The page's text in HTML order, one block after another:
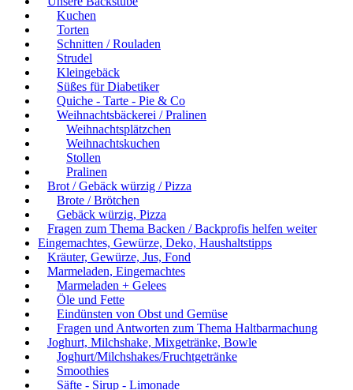
Kuchen
Torten
Schnitten / Rouladen
Strudel
Kleingebäck
Süßes für Diabetiker
Quiche - Tarte - Pie & Co
Weihnachtsbäckerei / Pralinen
Weihnachtsplätzchen
Weihnachtskuchen
Stollen
Pralinen
Brot / Gebäck würzig / Pizza
Brote / Brötchen
Gebäck würzig, Pizza
Fragen zum Thema Backen / Backprofis helfen weiter
Eingemachtes, Gewürze, Deko, Haushaltstipps
Kräuter, Gewürze, Jus, Fond
Marmeladen, Eingemachtes
Marmeladen + Gelees
Öle und Fette
Eindünsten von Obst und Gemüse
Fragen und Antworten zum Thema Haltbarmachung
Joghurt, Milchshake, Mixgetränke, Bowle
Joghurt/Milchshakes/Fruchtgetränke
Smoothies
Säfte - Sirup - Limonade